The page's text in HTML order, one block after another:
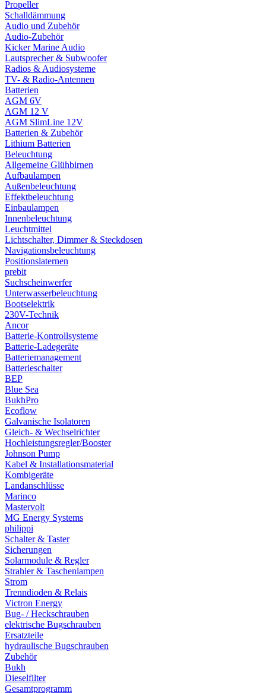
Propeller
Schalldämmung
Audio und Zubehör
Audio-Zubehör
Kicker Marine Audio
Lautsprecher & Subwoofer
Radios & Audiosysteme
TV- & Radio-Antennen
Batterien
AGM 6V
AGM 12 V
AGM SlimLine 12V
Batterien & Zubehör
Lithium Batterien
Beleuchtung
Allgemeine Glühbirnen
Aufbaulampen
Außenbeleuchtung
Effektbeleuchtung
Einbaulampen
Innenbeleuchtung
Leuchtmittel
Lichtschalter, Dimmer & Steckdosen
Navigationsbeleuchtung
Positionslaternen
prebit
Suchscheinwerfer
Unterwasserbeleuchtung
Bootselektrik
230V-Technik
Ancor
Batterie-Kontrollsysteme
Batterie-Ladegeräte
Batteriemanagement
Batterieschalter
BEP
Blue Sea
BukhPro
Ecoflow
Galvanische Isolatoren
Gleich- & Wechselrichter
Hochleistungsregler/Booster
Johnson Pump
Kabel & Installationsmaterial
Kombigeräte
Landanschlüsse
Marinco
Mastervolt
MG Energy Systems
philippi
Schalter & Taster
Sicherungen
Solarmodule & Regler
Strahler & Taschenlampen
Strom
Trenndioden & Relais
Victron Energy
Bug- / Heckschrauben
elektrische Bugschrauben
Ersatzteile
hydraulische Bugschrauben
Zubehör
Bukh
Dieselfilter
Gesamtprogramm